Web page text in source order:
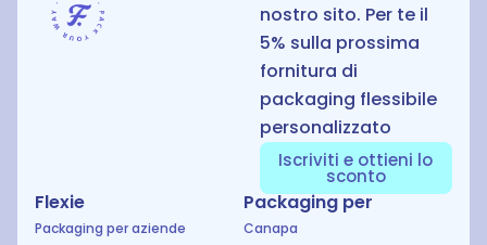
nostro sito. Per te il
5% sulla prossima
fornitura di
packaging flessibile
personalizzato
Iscriviti e ottieni lo
sconto
Flexie
Packaging per aziende
Packaging per
Canapa